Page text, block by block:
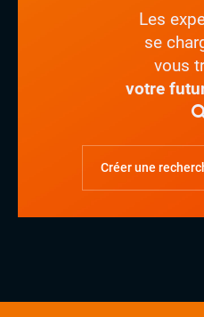
Les
se
vous
votre
Créer une